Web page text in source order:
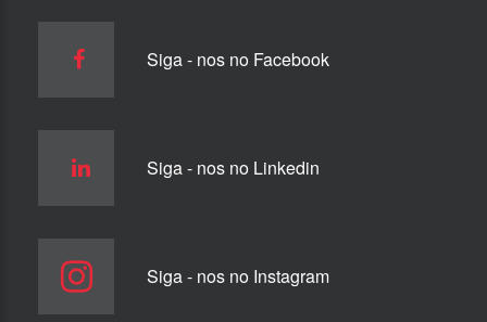
Siga - nos no Facebook
Siga - nos no Linkedin
Siga - nos no Instagram